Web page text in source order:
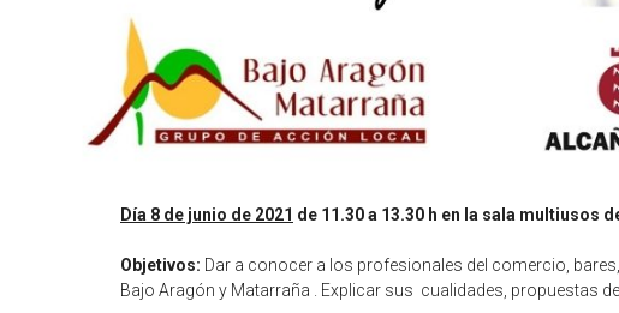
Día 8 de junio de 2021 de 11.30 a 13.30 h en la sala multiusos
Objetivos: Dar a conocer a los profesionales del comercio,
Bajo Aragón y Matarraña . Explicar sus cualidades, propuestas